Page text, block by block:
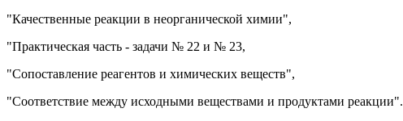
"Качественные реакции в неорганической химии",
"Практическая часть - задачи № 22 и № 23,
"Сопоставление реагентов и химических веществ",
"Соответствие между исходными веществами и продуктами реакции".